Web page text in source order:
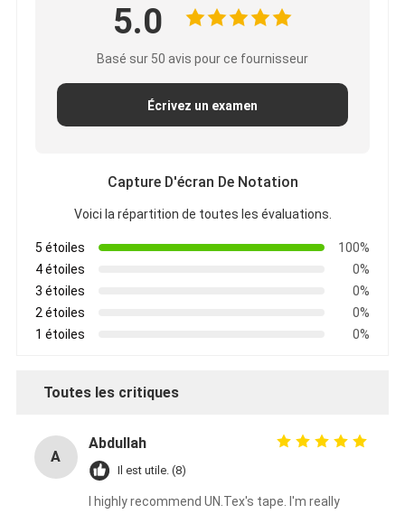
5.0
Basé sur 50 avis pour ce fournisseur
Écrivez un examen
Capture D'écran De Notation
Voici la répartition de toutes les évaluations.
5 étoiles
100%
4 étoiles
0%
3 étoiles
0%
2 étoiles
0%
1 étoiles
0%
Toutes les critiques
A
Abdullah
Il est utile. (8)
I highly recommend UN.Tex's tape. I'm really